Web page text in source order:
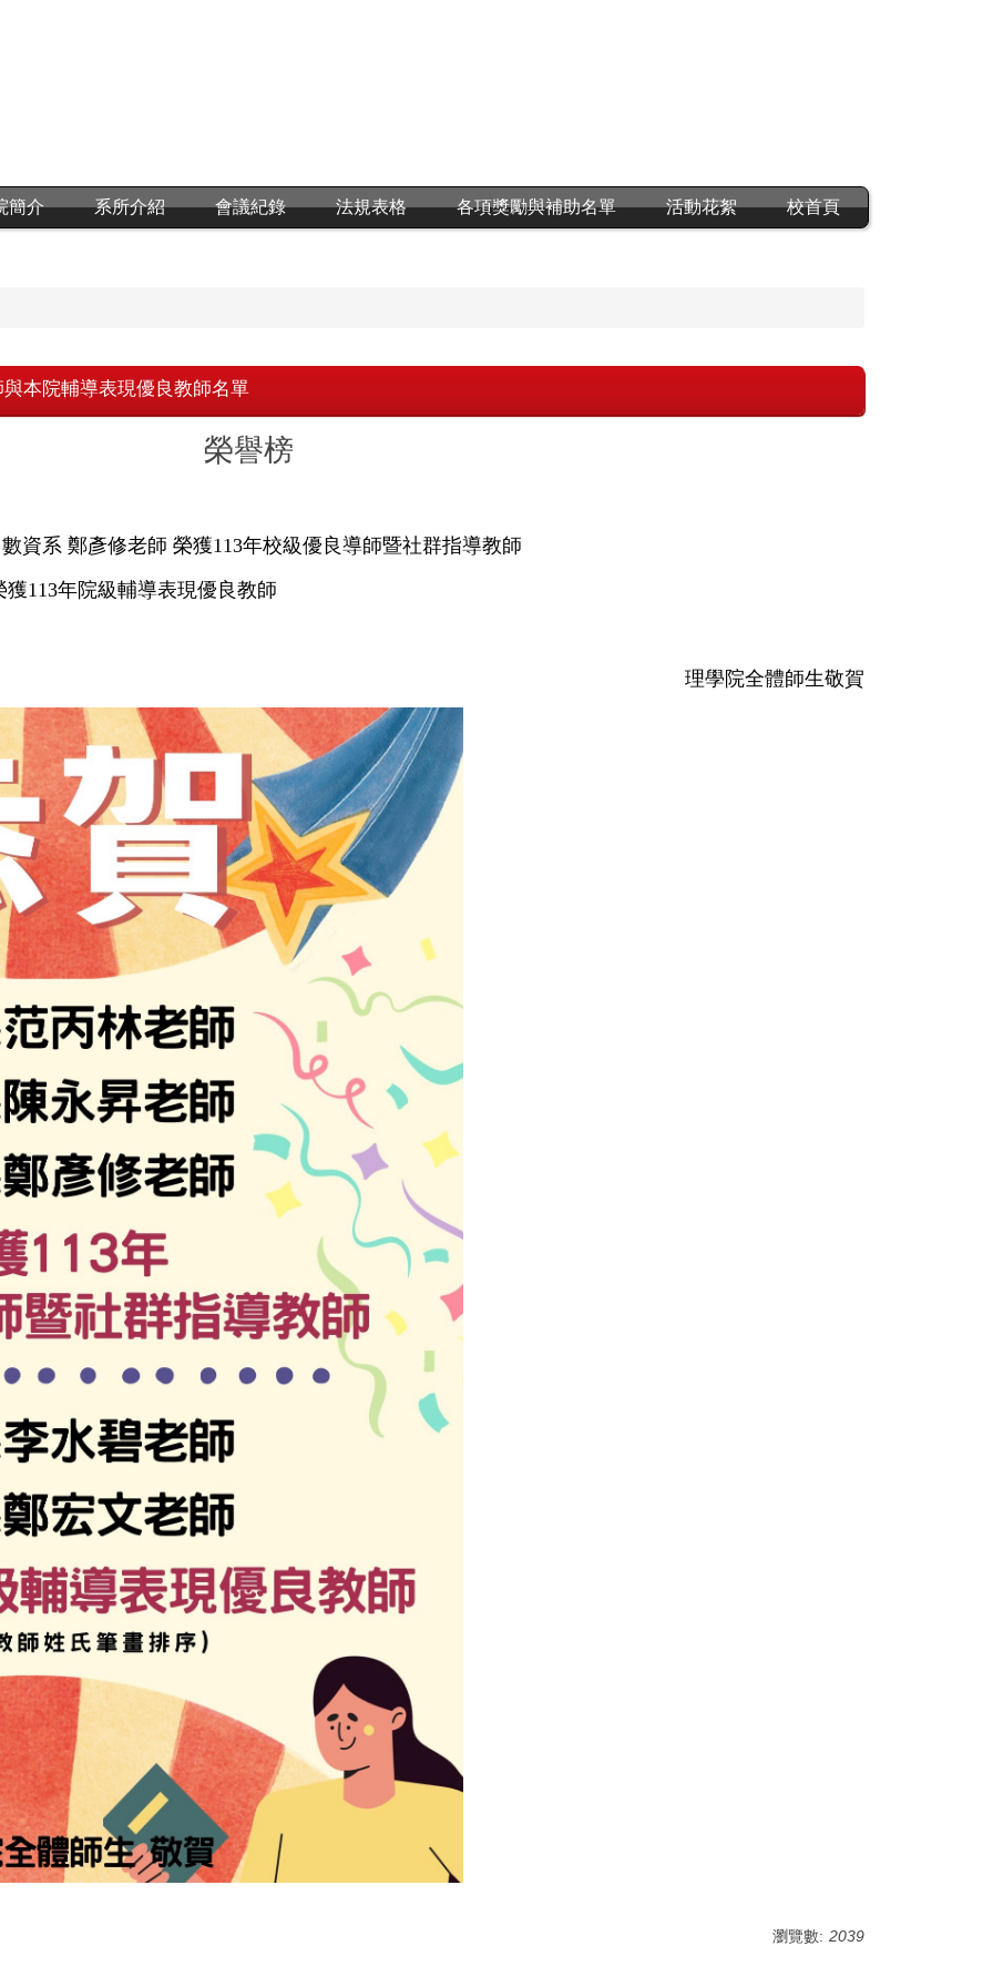
簡介 系所介紹 會議紀錄 法規表格 各項獎勵與補助名單 活動花絮 校首頁
本院輔導表現優良教師名單
榮譽榜
資系 鄭彥修老師 榮獲113年校級優良導師暨社群指導教師
113年院級輔導表現優良教師
理學院全體師生敬賀
瀏覽數: 2039